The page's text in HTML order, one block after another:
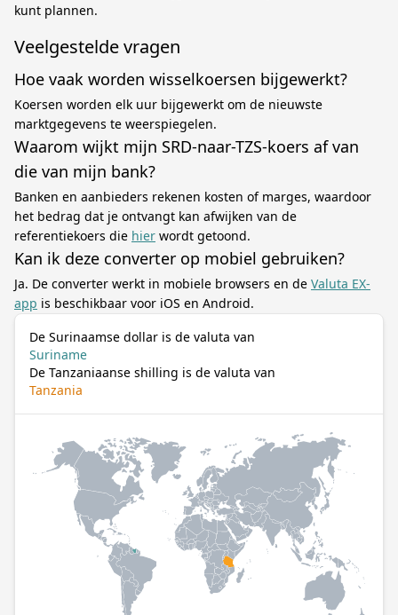
kunt plannen.
Veelgestelde vragen
Hoe vaak worden wisselkoersen bijgewerkt?
Koersen worden elk uur bijgewerkt om de nieuwste
marktgegevens te weerspiegelen.
Waarom wijkt mijn SRD-naar-TZS-koers af van
die van mijn bank?
Banken en aanbieders rekenen kosten of marges, waardoor
het bedrag dat je ontvangt kan afwijken van de
referentiekoers die hier wordt getoond.
Kan ik deze converter op mobiel gebruiken?
Ja. De converter werkt in mobiele browsers en de Valuta EX-
app is beschikbaar voor iOS en Android.
De Surinaamse dollar is de valuta van
Suriname
De Tanzaniaanse shilling is de valuta van
Tanzania